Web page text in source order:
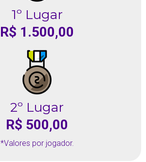
1º Lugar
R$ 1.500,00
2º Lugar
R$ 500,00
*Valores por jogador.